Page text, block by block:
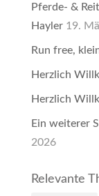
Pferde- &
Hayler 19.
Run free,
Herzlich
Herzlich
Ein weiterer
2026
Relevante